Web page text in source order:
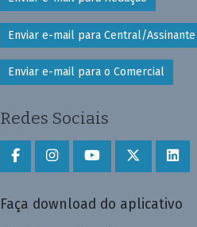
Enviar e-mail para Central/Assinante
Enviar e-mail para o Comercial
Redes Sociais
Faça download do aplicativo